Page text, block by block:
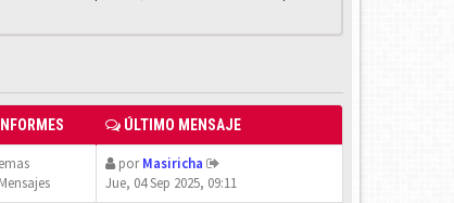
INFORMES ÚLTIMO MENSAJE
porMasiricha
Jue, 04 Sep 2025, 09:11